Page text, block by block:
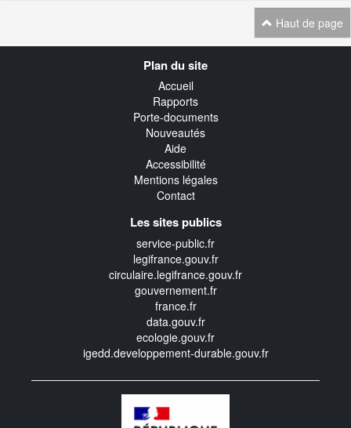
Haut de page
Plan du site
Accueil
Rapports
Porte-documents
Nouveautés
Aide
Accessibilité
Mentions légales
Contact
Les sites publics
service-public.fr
legifrance.gouv.fr
circulaire.legifrance.gouv.fr
gouvernement.fr
france.fr
data.gouv.fr
ecologie.gouv.fr
igedd.developpement-durable.gouv.fr